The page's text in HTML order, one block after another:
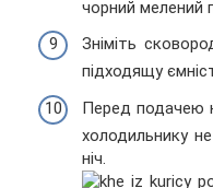
чорний мелений
Зніміть
підходящу
Перед подачею
холодильнику
ніч.